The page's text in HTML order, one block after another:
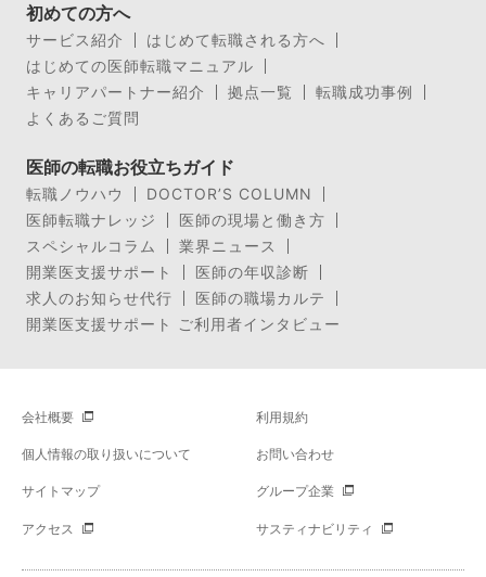
初めての方へ
サービス紹介
はじめて転職される方へ
はじめての医師転職マニュアル
キャリアパートナー紹介
拠点一覧
転職成功事例
よくあるご質問
医師の転職お役立ちガイド
転職ノウハウ
DOCTOR’S COLUMN
医師転職ナレッジ
医師の現場と働き方
スペシャルコラム
業界ニュース
開業医支援サポート
医師の年収診断
求人のお知らせ代行
医師の職場カルテ
開業医支援サポート ご利用者インタビュー
会社概要 利用規約
個人情報の取り扱いについて お問い合わせ
サイトマップ グループ企業
アクセス サスティナビリティ